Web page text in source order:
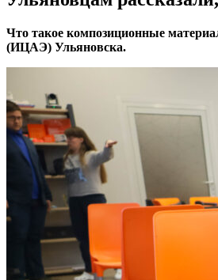
Что такое композиционные
(ИЦАЭ) Ульяновска.